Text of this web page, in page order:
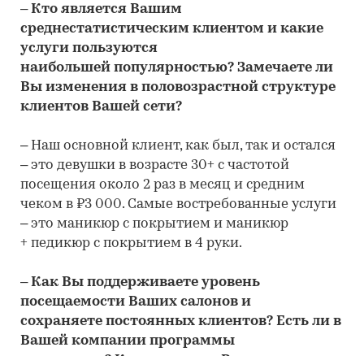
– Кто является Вашим
среднестатистическим клиентом и какие
услуги пользуются
наибольшей популярностью? Замечаете ли
Вы изменения в половозрастной структуре
клиентов Вашей сети?
– Наш основной клиент, как был, так и остался
– это девушки в возрасте 30+ с частотой
посещения около 2 раз в месяц и средним
чеком в ₽3 000. Самые востребованные услуги
– это маникюр с покрытием и маникюр
+ педикюр с покрытием в 4 руки.
– Как Вы поддерживаете уровень
посещаемости Ваших салонов и
сохраняете постоянных клиентов? Есть ли в
Вашей компании программы